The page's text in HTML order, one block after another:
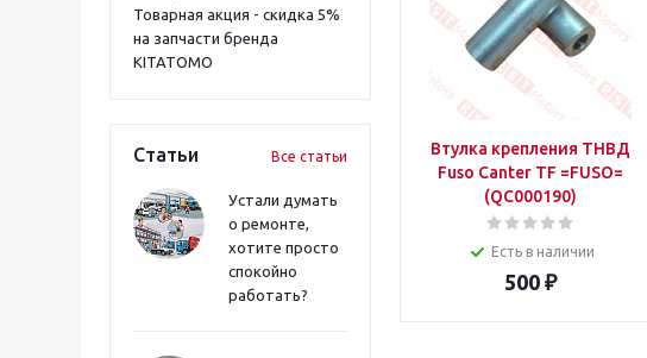
Товарная акция - скидка 5%
на запчасти бренда
KITATOMO
Статьи Все статьи
Устали думать
о ремонте,
хотите просто
спокойно
работать?
Втулка крепления ТНВД
Fuso Canter TF =FUSO=
(QC000190)
Есть в наличии
500 ₽